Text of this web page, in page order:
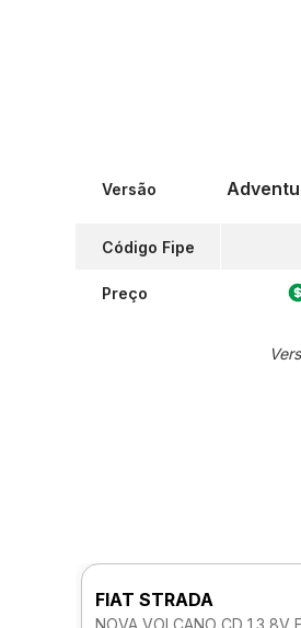
Versão
Código Fipe
Preço
FIAT STRADA
NOVA VOLCANO CD 1.3 8V